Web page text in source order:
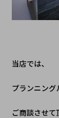
当店では、
プランニング
ご商談させて